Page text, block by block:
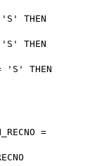
'S' THEN
'S' THEN
= 'S' THEN
=